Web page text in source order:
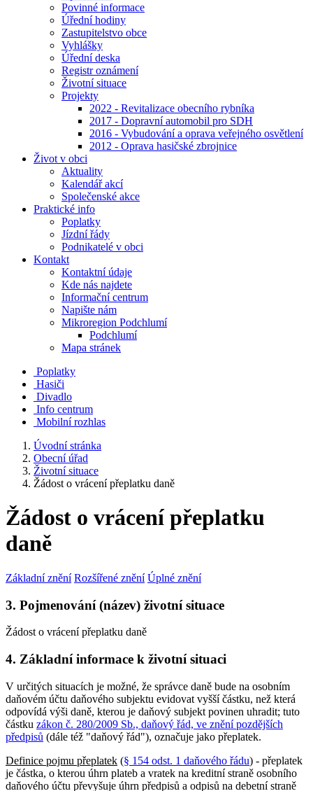
Povinné informace
Úřední hodiny
Zastupitelstvo obce
Vyhlášky
Úřední deska
Registr oznámení
Životní situace
Projekty
2022 - Revitalizace obecního rybníka
2017 - Dopravní automobil pro SDH
2016 - Vybudování a oprava veřejného osvětlení
2012 - Oprava hasičské zbrojnice
Život v obci
Aktuality
Kalendář akcí
Společenské akce
Praktické info
Poplatky
Jízdní řády
Podnikatelé v obci
Kontakt
Kontaktní údaje
Kde nás najdete
Informační centrum
Napište nám
Mikroregion Podchlumí
Podchlumí
Mapa stránek
Poplatky
Hasiči
Divadlo
Info centrum
Mobilní rozhlas
Úvodní stránka
Obecní úřad
Životní situace
Žádost o vrácení přeplatku daně
Žádost o vrácení přeplatku
daně
Základní znění Rozšířené znění Úplné znění
3. Pojmenování (název) životní situace
Žádost o vrácení přeplatku daně
4. Základní informace k životní situaci
V určitých situacích je možné, že správce daně bude na osobním
daňovém účtu daňového subjektu evidovat vyšší částku, než která
odpovídá výši daně, kterou je daňový subjekt povinen uhradit; tuto
částku zákon č. 280/2009 Sb., daňový řád, ve znění pozdějších
předpisů (dále též "daňový řád"), označuje jako přeplatek.
Definice pojmu přeplatek (§ 154 odst. 1 daňového řádu) - přeplatek
je částka, o kterou úhrn plateb a vratek na kreditní straně osobního
daňového účtu převyšuje úhrn předpisů a odpisů na debetní straně